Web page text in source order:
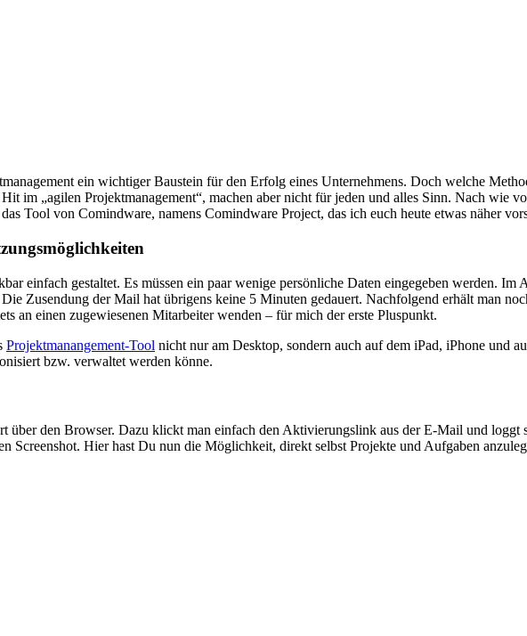
ein wichtiger Baustein für den Erfolg eines Unternehmens. Doch welche
im „agilen Projektmanagement“, machen aber nicht für jeden und alles Sinn. Nach wie
Tool von Comindware, namens Comindware Project, das ich euch heute etwas näher
einfach gestaltet. Es müssen ein paar wenige persönliche Daten eingegeben werden.
Zusendung der Mail hat übrigens keine 5 Minuten gedauert. Nachfolgend erhält man
an einen zugewiesenen Mitarbeiter wenden – für mich der erste Pluspunkt.
Projektmanangement-Tool nicht nur am Desktop, sondern auch auf dem iPad, iPhone und
bzw. verwaltet werden könne.
den Browser. Dazu klickt man einfach den Aktivierungslink aus der E-Mail und loggt
Screenshot. Hier hast Du nun die Möglichkeit, direkt selbst Projekte und Aufgaben